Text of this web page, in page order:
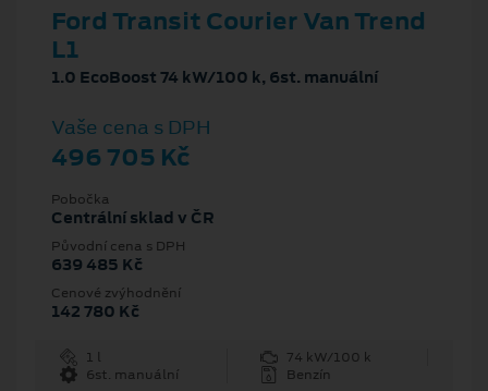
Ford Transit Courier Van Trend
L1
1.0 EcoBoost 74 kW/100 k, 6st. manuální
Vaše cena s DPH
496 705 Kč
Pobočka
Centrální sklad v ČR
Původní cena s DPH
639 485 Kč
Cenové zvýhodnění
142 780 Kč
1 l
74 kW/100 k
6st. manuální
Benzín